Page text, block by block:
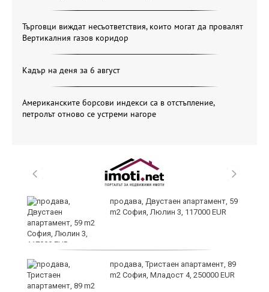
Търговци виждат несъответствия, които могат да провалят
Вертикалния газов коридор
Кадър на деня за 6 август
Американските борсови индекси са в отстъпление,
петролът отново се устреми нагоре
продава, Двустаен апартамент, 59
m2 София, Люлин 3, 117000 EUR
продава, Тристаен апартамент, 89
m2 София, Младост 4, 250000 EUR